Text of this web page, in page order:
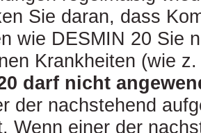
Sie daran, dass
wie DESMIN 20 Sie
Krankheiten (wie
darf nicht
der nachstehend
Wenn einer der